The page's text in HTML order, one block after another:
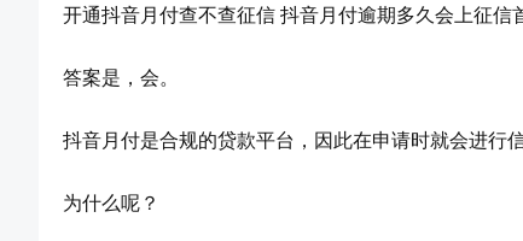
开通抖音月付查不查征信 抖音月付逾期多久会上征信
答案是，会。
抖音月付是合规的贷款平台，因此在申请时就会进行信
为什么呢？